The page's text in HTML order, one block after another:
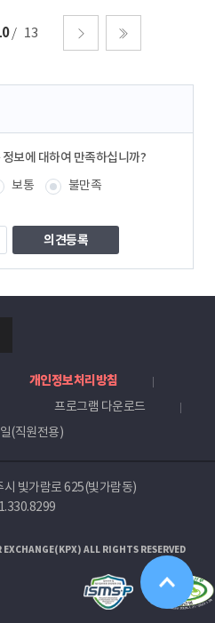
13
보에 대하여 만족하십니까?
보통
불만족
개인정보처리방침
프로그램 다운로드
(직원전용)
빛가람로 625(빛가람동)
ALL RIGHTS RESERVED